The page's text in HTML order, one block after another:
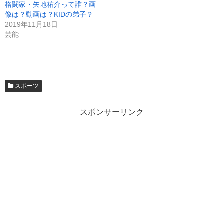
格闘家・矢地祐介って誰？画
像は？動画は？KIDの弟子？
2019年11月18日
芸能
スポーツ
スポンサーリンク